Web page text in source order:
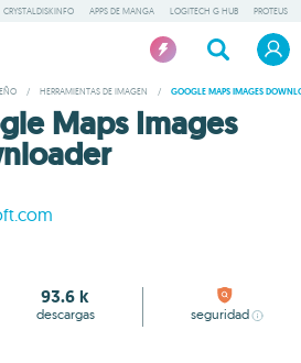
CRYSTALDISKINFO APPS DE MANGA LOGITECH G HUB PROTEUS
/ HERRAMIENTAS DE IMAGEN / GOOGLE MAPS IMAGES
Maps Images
93.6 k
descargas seguridad